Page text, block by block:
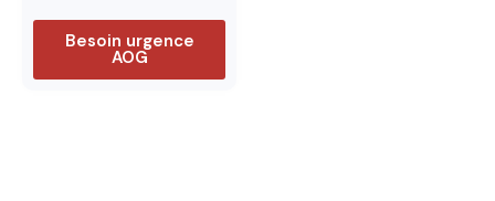
Besoin urgence
AOG